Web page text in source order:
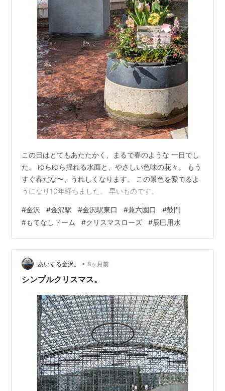
この日はとてもあたたかく、まるで春のような 一日でし
た。 ゆらゆら揺れる水面と、やさしい色味の花々。 もう
すぐ春だな〜、うれしくなります。 この景色を愛でるよ
うになり10年経ちました。 早いものです。
#金沢 #金沢駅 #金沢駅東口 #兼六園口 #鼓門
#もてなしドーム #クリスマスローズ #辰巳用水
あいする金沢。 • 8ヶ月前
シンプルクリスマス。